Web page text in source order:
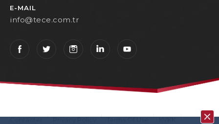
E-MAIL
info@tece.com.tr
Contacter Privacy Policy Terms Of Use KVKK